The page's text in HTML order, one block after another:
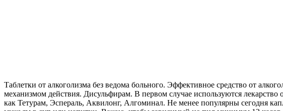
Таблетки от алкоголизма без ведома больного. Эффективное средство от
механизмом действия. Дисульфирам. В первом случае используются лекарство
как Тетурам, Эспераль, Аквилонг, Алгоминал. Не менее популярны сегодня